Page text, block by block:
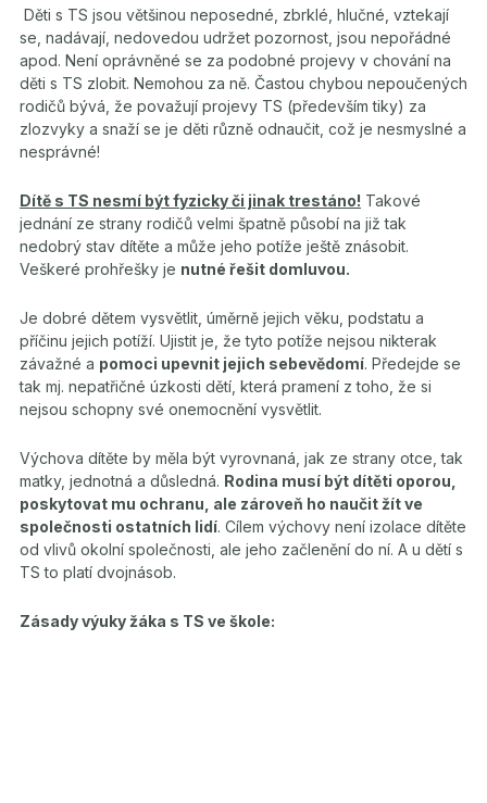
Děti s TS jsou většinou neposedné, zbrklé, hlučné, vztekají
se, nadávají, nedovedou udržet pozornost, jsou nepořádné
apod. Není oprávněné se za podobné projevy v chování na
děti s TS zlobit. Nemohou za ně. Častou chybou nepoučených
rodičů bývá, že považují projevy TS (především tiky) za
zlozvyky a snaží se je děti různě odnaučit, což je nesmyslné a
nesprávné!
Dítě s TS nesmí být fyzicky či jinak trestáno! Takové
jednání ze strany rodičů velmi špatně působí na již tak
nedobrý stav dítěte a může jeho potíže ještě znásobit.
Veškeré prohřešky je nutné řešit domluvou.
Je dobré dětem vysvětlit, úměrně jejich věku, podstatu a
příčinu jejich potíží. Ujistit je, že tyto potíže nejsou nikterak
závažné a pomoci upevnit jejich sebevědomí. Předejde se
tak mj. nepatřičné úzkosti dětí, která pramení z toho, že si
nejsou schopny své onemocnění vysvětlit.
Výchova dítěte by měla být vyrovnaná, jak ze strany otce, tak
matky, jednotná a důsledná. Rodina musí být dítěti oporou,
poskytovat mu ochranu, ale zároveň ho naučit žít ve
společnosti ostatních lidí. Cílem výchovy není izolace dítěte
od vlivů okolní společnosti, ale jeho začlenění do ní. A u dětí s
TS to platí dvojnásob.
Zásady výuky žáka s TS ve škole: